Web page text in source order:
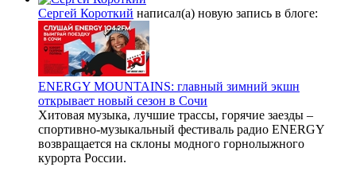
Сергей Короткий написал(а) новую запись в блоге:
ENERGY MOUNTAINS: главный зимний экшн
открывает новый сезон в Сочи
Хитовая музыка, лучшие трассы, горячие заезды –
спортивно-музыкальный фестиваль радио ENERGY
возвращается на склоны модного горнолыжного
курорта России.